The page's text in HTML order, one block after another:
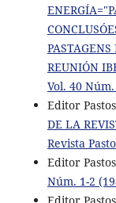
REUNIÓN
Vol. 40
Editor
DE LA
Revista
Editor
Núm. 1-2
Editor